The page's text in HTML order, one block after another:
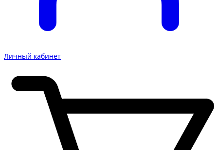
Личный кабинет